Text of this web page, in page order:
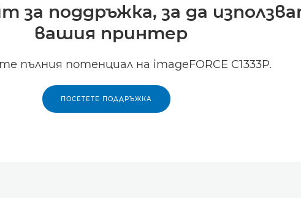
поддръжка, за да
вашия принтер
пълния потенциал на imageFORCE C1333P.
ПОСЕТЕТЕ ПОДДРЪЖКА